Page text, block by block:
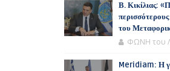
Β. Κικίλιας:
του
ΦΩΝΗ του
Meridiam: Η